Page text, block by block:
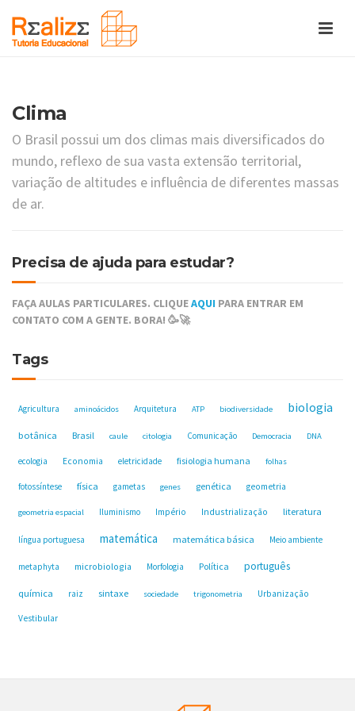
Clima
O Brasil possui um dos climas mais diversificados do
mundo, reflexo de sua vasta extensão territorial,
variação de altitudes e influência de diferentes massas
de ar.
Precisa de ajuda para estudar?
FAÇA AULAS PARTICULARES. CLIQUEAQUI PARA ENTRAR EM
CONTATO COM A GENTE. BORA! 🥳🚀
Tags
Agricultura aminoácidos Arquitetura ATP biodiversidade biologia
botânica Brasil caule citologia Comunicação Democracia DNA
ecologia Economia eletricidade fisiologia humana folhas
fotossíntese física gametas genes genética geometria
geometria espacial Iluminismo Império Industrialização literatura
língua portuguesa matemática matemática básica Meio ambiente
metaphyta microbiologia Morfologia Política português
química raiz sintaxe sociedade trigonometria Urbanização
Vestibular